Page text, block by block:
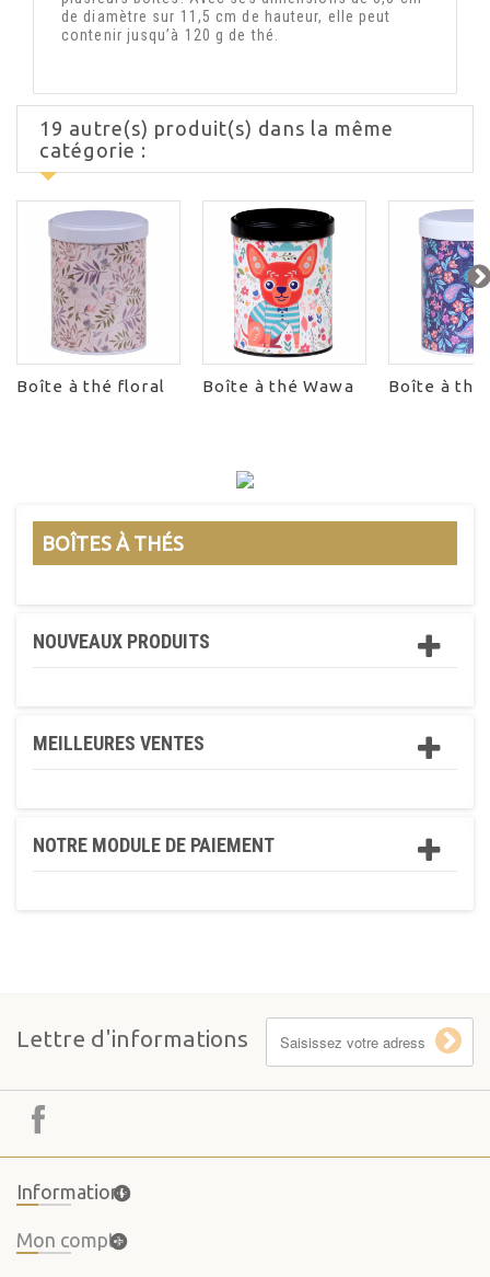
de diamètre sur 11,5 cm de hauteur, elle peut
contenir jusqu’à 120 g de thé.
19 autre(s) produit(s) dans la même
catégorie :
Boîte à thé floral Boîte à thé Wawa Boîte à thé
BOÎTES À THÉS
NOUVEAUX PRODUITS
MEILLEURES VENTES
NOTRE MODULE DE PAIEMENT
Lettre d'informations
Informations
Mon compte